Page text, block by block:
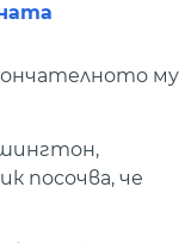
му
посочва, че